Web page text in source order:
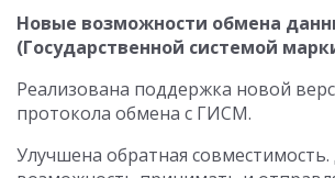
Новые возможности обмена
(Государственной системой
Реализована поддержка новой
протокола обмена с ГИСМ.
Улучшена обратная